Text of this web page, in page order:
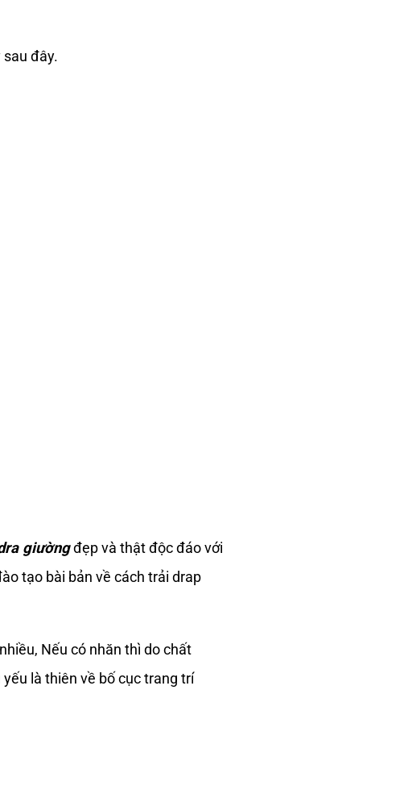
đây.
giườngđẹp và thật độc đáo với
tạo bài bản về cách trải drap
Nếu có nhăn thì do chất
là thiên về bố cục trang trí